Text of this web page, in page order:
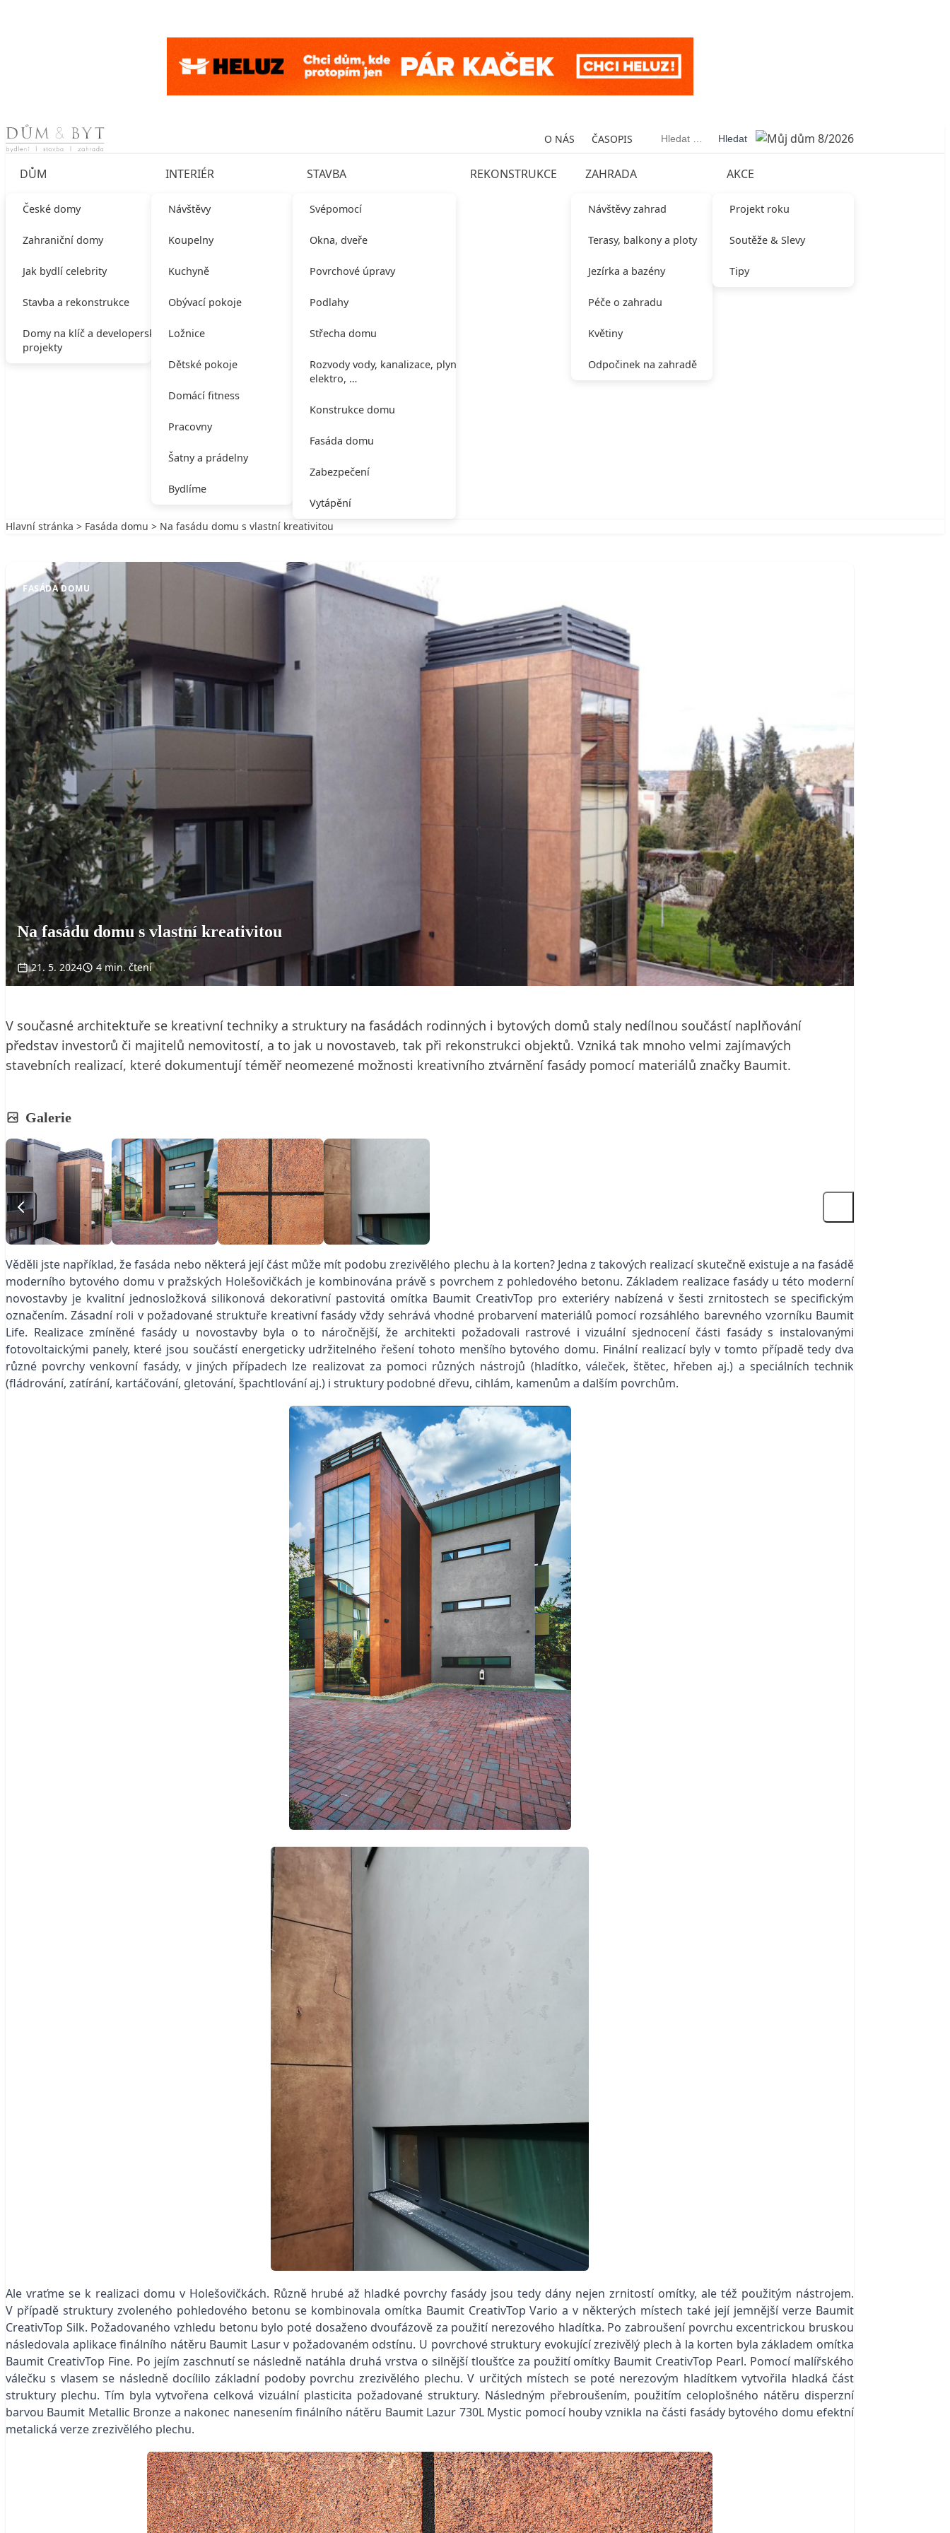
Skip to content O NÁS ČASOPIS Vyhledávání
DŮM
České domy
Zahraniční domy
Jak bydlí celebrity
Stavba a rekonstrukce
Domy na klíč a developerské
projekty
INTERIÉR
Návštěvy
Koupelny
Kuchyně
Obývací pokoje
Ložnice
Dětské pokoje
Domácí fitness
Pracovny
Šatny a prádelny
Bydlíme
STAVBA
Svépomocí
Okna, dveře
Povrchové úpravy
Podlahy
Střecha domu
Rozvody vody, kanalizace, plynu,
elektro, …
Konstrukce domu
Fasáda domu
Zabezpečení
Vytápění
REKONSTRUKCE ZAHRADA
Návštěvy zahrad
Terasy, balkony a ploty
Jezírka a bazény
Péče o zahradu
Květiny
Odpočinek na zahradě
AKCE
Projekt roku
Soutěže & Slevy
Tipy
Hlavní stránka > Fasáda domu > Na fasádu domu s vlastní kreativitou
FASÁDA DOMU
Na fasádu domu s vlastní kreativitou
21. 5. 2024 4 min. čtení
V současné architektuře se kreativní techniky a struktury na fasádách rodinných i bytových domů staly nedílnou součástí naplňování
představ investorů či majitelů nemovitostí, a to jak u novostaveb, tak při rekonstrukci objektů. Vzniká tak mnoho velmi zajímavých
stavebních realizací, které dokumentují téměř neomezené možnosti kreativního ztvárnění fasády pomocí materiálů značky Baumit.
Galerie
Věděli jste například, že fasáda nebo některá její část může mít podobu zrezivělého plechu à la korten? Jedna z takových realizací skutečně existuje a na fasádě
moderního bytového domu v pražských Holešovičkách je kombinována právě s povrchem z pohledového betonu. Základem realizace fasády u této moderní
novostavby je kvalitní jednosložková silikonová dekorativní pastovitá omítka Baumit CreativTop pro exteriéry nabízená v šesti zrnitostech se specifickým
označením. Zásadní roli v požadované struktuře kreativní fasády vždy sehrává vhodné probarvení materiálů pomocí rozsáhlého barevného vzorníku Baumit
Life. Realizace zmíněné fasády u novostavby byla o to náročnější, že architekti požadovali rastrové i vizuální sjednocení části fasády s instalovanými
fotovoltaickými panely, které jsou součástí energeticky udržitelného řešení tohoto menšího bytového domu. Finální realizací byly v tomto případě tedy dva
různé povrchy venkovní fasády, v jiných případech lze realizovat za pomoci různých nástrojů (hladítko, váleček, štětec, hřeben aj.) a speciálních technik
(fládrování, zatírání, kartáčování, gletování, špachtlování aj.) i struktury podobné dřevu, cihlám, kamenům a dalším povrchům.
Ale vraťme se k realizaci domu v Holešovičkách. Různě hrubé až hladké povrchy fasády jsou tedy dány nejen zrnitostí omítky, ale též použitým nástrojem.
V případě struktury zvoleného pohledového betonu se kombinovala omítka Baumit CreativTop Vario a v některých místech také její jemnější verze Baumit
CreativTop Silk. Požadovaného vzhledu betonu bylo poté dosaženo dvoufázově za použití nerezového hladítka. Po zabroušení povrchu excentrickou bruskou
následovala aplikace finálního nátěru Baumit Lasurv požadovaném odstínu. U povrchové struktury evokující zrezivělý plechà la korten byla základem omítka
Baumit CreativTop Fine. Po jejím zaschnutí se následně natáhla druhá vrstva o silnější tloušťce za použití omítky Baumit CreativTop Pearl. Pomocí malířského
válečku s vlasem se následně docílilo základní podoby povrchu zrezivělého plechu. V určitých místech se poté nerezovým hladítkem vytvořila hladká část
struktury plechu. Tím byla vytvořena celková vizuální plasticita požadované struktury. Následným přebroušením, použitím celoplošného nátěru disperzní
barvou Baumit Metallic Bronze a nakonec nanesením finálního nátěru Baumit Lazur 730L Mystic pomocí houby vznikla na části fasády bytového domu efektní
metalická verze zrezivělého plechu.